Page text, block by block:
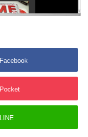
Facebook
Pocket
LINE